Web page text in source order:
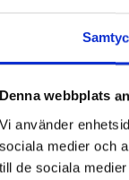
Denna webbplats
Vi använder
sociala medier och
till de sociala